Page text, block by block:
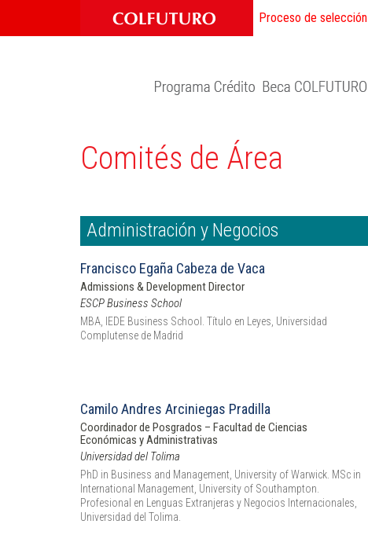
Proceso de selección
Comités de Área
Administración y Negocios
Francisco Egaña Cabeza de Vaca
Admissions & Development Director
ESCP Business School
MBA, IEDE Business School. Título en Leyes, Universidad
Complutense de Madrid
Camilo Andres Arciniegas Pradilla
Coordinador de Posgrados – Facultad de Ciencias
Económicas y Administrativas
Universidad del Tolima
PhD in Business and Management, University of Warwick. MSc in
International Management, University of Southampton.
Profesional en Lenguas Extranjeras y Negocios Internacionales,
Universidad del Tolima.